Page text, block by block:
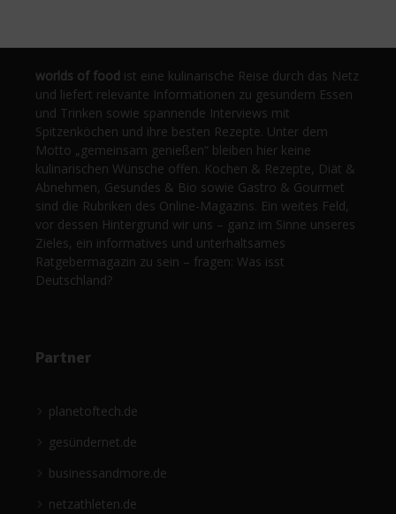
worlds of food ist eine kulinarische Reise durch das Netz
und liefert relevante Informationen zu gesundem Essen
und Trinken sowie spannende Interviews mit
Spitzenköchen und ihre besten Rezepte. Unter dem
Motto „gemeinsam genießen“ bleiben hier keine
kulinarischen Wünsche offen. Kochen & Rezepte, Diät &
Abnehmen, Gesundes & Bio sowie Gastro & Gourmet
sind die Rubriken des Online-Magazins. Ein weites Feld,
vor dessen Hintergrund wir uns – ganz im Sinne unseres
Zieles, ein informatives und unterhaltsames
Ratgebermagazin zu sein – fragen: Was isst
Deutschland?
Partner
planetoftech.de
gesündernet.de
businessandmore.de
netzathleten.de